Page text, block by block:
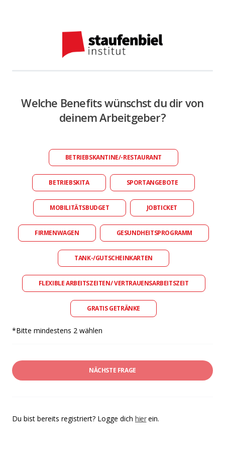
Welche Benefits wünschst du dir von
deinem Arbeitgeber?
BETRIEBSKANTINE/-RESTAURANT
BETRIEBSKITA SPORTANGEBOTE
MOBILITÄTSBUDGET JOBTICKET
FIRMENWAGEN GESUNDHEITSPROGRAMM
TANK-/GUTSCHEINKARTEN
FLEXIBLE ARBEITSZEITEN/ VERTRAUENSARBEITSZEIT
GRATIS GETRÄNKE
*Bitte mindestens 2 wählen
NÄCHSTE FRAGE
Du bist bereits registriert? Logge dich hierein.